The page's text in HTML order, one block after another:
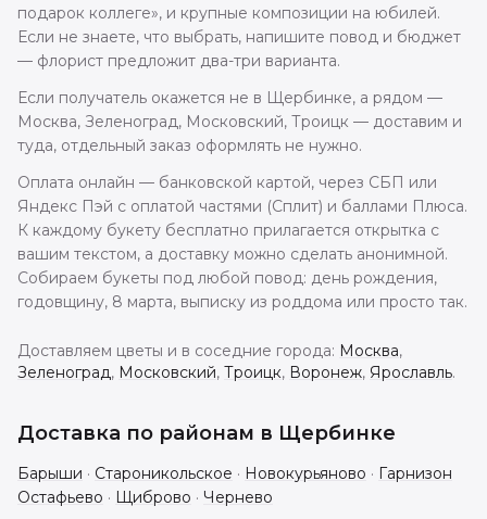
подарок коллеге», и крупные композиции на юбилей.
Если не знаете, что выбрать, напишите повод и бюджет
— флорист предложит два-три варианта.
Если получатель окажется не в Щербинке, а рядом —
Москва, Зеленоград, Московский, Троицк — доставим и
туда, отдельный заказ оформлять не нужно.
Оплата онлайн — банковской картой, через СБП или
Яндекс Пэй с оплатой частями (Сплит) и баллами Плюса.
К каждому букету бесплатно прилагается открытка с
вашим текстом, а доставку можно сделать анонимной.
Собираем букеты под любой повод: день рождения,
годовщину, 8 марта, выписку из роддома или просто так.
Доставляем цветы и в соседние города: Москва,
Зеленоград, Московский, Троицк, Воронеж, Ярославль.
Доставка по районам в Щербинке
Барыши · Староникольское · Новокурьяново · Гарнизон
Остафьево · Щиброво · Чернево